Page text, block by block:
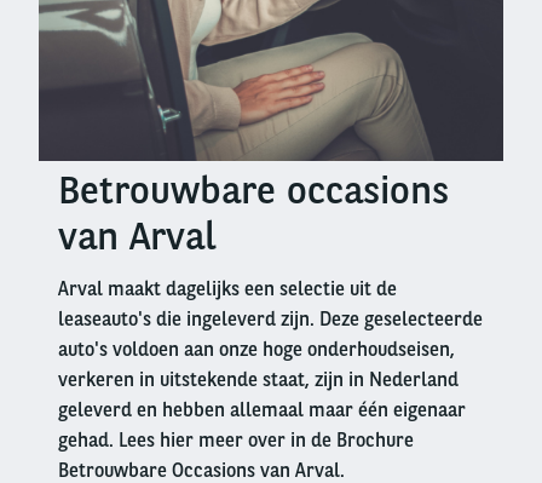
Right
columnBetrouwbare occasions
van Arval
Arval maakt dagelijks een selectie uit de
leaseauto's die ingeleverd zijn. Deze geselecteerde
auto's voldoen aan onze hoge onderhoudseisen,
verkeren in uitstekende staat, zijn in Nederland
geleverd en hebben allemaal maar één eigenaar
gehad. Lees hier meer over in de Brochure
Betrouwbare Occasions van Arval.